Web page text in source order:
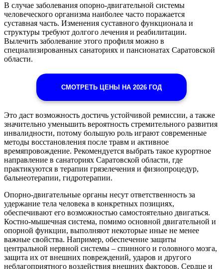
В случае заболевания опорно-двигательной системы
человеческого организма наиболее часто поражается
суставная часть. Изменения суставного функционала и
структуры требуют долгого лечения и реабилитации.
Вылечить заболевание этого профиля можно в
специализированных санаториях и пансионатах Саратовской
области.
СМОТРЕТЬ ЦЕНЫ НА 2026 ГОД
Это даст возможность достичь устойчивой ремиссии, а также
значительно уменьшить вероятность стремительного развития
инвалидности, потому большую роль играют современные
методы восстановления после травм и активное
времяпровождение. Рекомендуется выбрать такое курортное
направление в санаториях Саратовской области, где
практикуются в терапии грязелечения и физиопроцедур,
бальнеотерапии, гидротерапии.
Опорно-двигательные органы несут ответственность за
удержание тела человека в конкретных позициях,
обеспечивают его возможностью самостоятельно двигаться.
Костно-мышечная система, помимо основной двигательной и
опорной функции, выполняют некоторые иные не менее
важные свойства. Например, обеспечение защиты
центральной нервной системы – спинного и головного мозга,
защита их от внешних повреждений, ударов и другого
неблагоприятного воздействия внешних факторов. Сердце и